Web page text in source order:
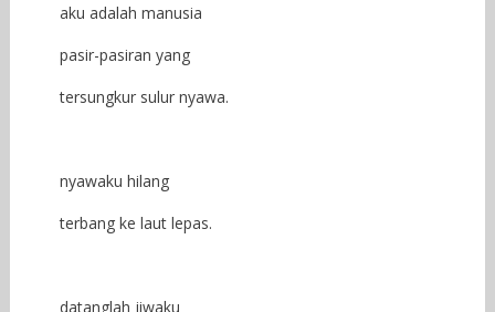
aku adalah manusia
pasir-pasiran yang
tersungkur sulur nyawa.
nyawaku hilang
terbang ke laut lepas.
datanglah jiwaku